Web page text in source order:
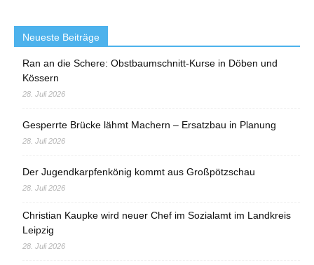
Neueste Beiträge
Ran an die Schere: Obstbaumschnitt-Kurse in Döben und
Kössern
28. Juli 2026
Gesperrte Brücke lähmt Machern – Ersatzbau in Planung
28. Juli 2026
Der Jugendkarpfenkönig kommt aus Großpötzschau
28. Juli 2026
Christian Kaupke wird neuer Chef im Sozialamt im Landkreis
Leipzig
28. Juli 2026